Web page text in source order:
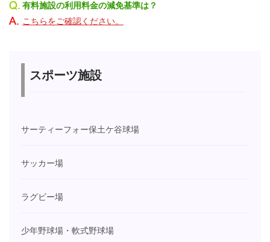
有料施設の利用料金の減免基準は？
こちらをご確認ください。
スポーツ施設
サーティーフォー保土ケ谷球場
サッカー場
ラグビー場
少年野球場・軟式野球場